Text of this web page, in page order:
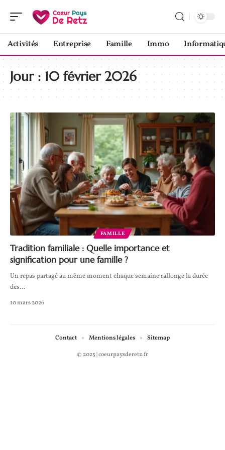
Activités Entreprise Famille Immo
Jour : 10 février 2026
FAMILLE
Tradition familiale : Quelle importance et
signification pour une famille ?
Un repas partagé au même moment chaque semaine rallonge la durée
des…
10 mars 2026
© 2025 | coeurpaysderetz.fr
Contact Mentions légales Sitemap